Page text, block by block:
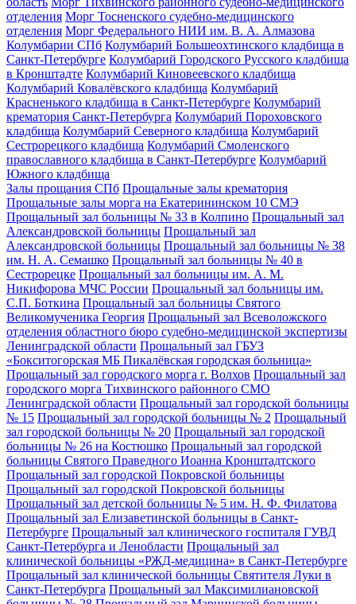
отделения Морг Тосненского судебно-медицинского
отделения Морг Федерального НИИ им. В. А. Алмазова
Колумбарии СПб Колумбарий Большеохтинского кладбища в
Санкт-Петербурге Колумбарий Городского Русского кладбища
в Кронштадте Колумбарий Киновеевского кладбища
Колумбарий Ковалёвского кладбища Колумбарий
Красненького кладбища в Санкт-Петербурге Колумбарий
крематория Cанкт-Петербурга Колумбарий Пороховского
кладбища Колумбарий Северного кладбища Колумбарий
Сестрорецкого кладбища Колумбарий Смоленского
православного кладбища в Санкт-Петербурге Колумбарий
Южного кладбища
Залы прощания СПб Прощальные залы крематория
Прощальные залы морга на Екатерининском 10 СМЭ
Прощальный зал больницы № 33 в Колпино Прощальный зал
Александровской больницы Прощальный зал
Александровской больницы Прощальный зал больницы № 38
им. Н. А. Семашко Прощальный зал больницы № 40 в
Сестрорецке Прощальный зал больницы им. А. М.
Никифорова МЧС России Прощальный зал больницы им.
С.П. Боткина Прощальный зал больницы Святого
Великомученика Георгия Прощальный зал Всеволожского
отделения областного бюро судебно-медицинской экспертизы
Ленинградской области Прощальный зал ГБУЗ
«Бокситогорская МБ Пикалёвская городская больница»
Прощальный зал городского морга г. Волхов Прощальный зал
городского морга Тихвинского районного СМО
Ленинградской области Прощальный зал городской больницы
№ 15 Прощальный зал городской больницы № 2 Прощальный
зал городской больницы № 20 Прощальный зал городской
больницы № 26 на Костюшко Прощальный зал городской
больницы Святого Праведного Иоанна Кронштадтского
Прощальный зал городской Покровской больницы
Прощальный зал городской Покровской больницы
Прощальный зал детской больницы № 5 им. Н. Ф. Филатова
Прощальный зал Елизаветинской больницы в Санкт-
Петербурге Прощальный зал клинического госпиталя ГУВД
Санкт-Петербурга и Ленобласти Прощальный зал
клинической больницы «РЖД-медицина» в Санкт-Петербурге
Прощальный зал клинической больницы Святителя Луки в
Санкт-Петербурга Прощальный зал Максимилиановской